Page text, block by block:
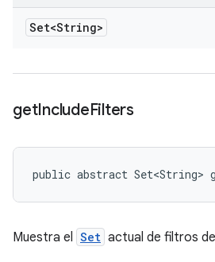
Set<String>
getIncludeFilters
public abstract
Muestra el Set actual de filtros